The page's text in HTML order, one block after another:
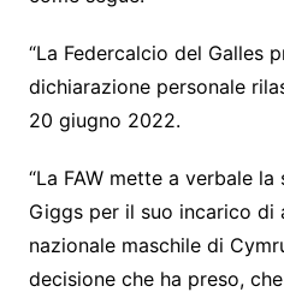
“La Federcalcio del Galles
dichiarazione personale
20 giugno 2022.
“La FAW mette a verbale
Giggs per il suo incarico di
nazionale maschile di
decisione che ha preso,